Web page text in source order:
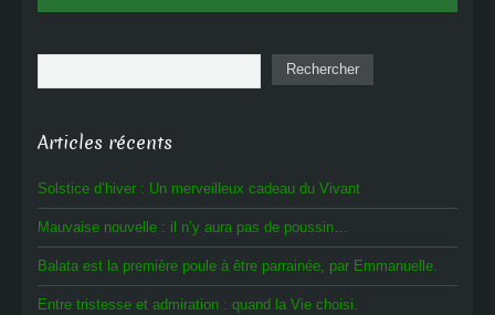
Rechercher
Articles récents
Solstice d’hiver : Un merveilleux cadeau du Vivant
Mauvaise nouvelle : il n’y aura pas de poussin…
Balata est la première poule à être parrainée, par Emmanuelle.
Entre tristesse et admiration : quand la Vie choisi.